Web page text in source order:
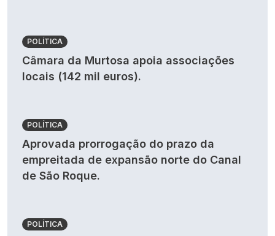
POLÍTICA
Câmara da Murtosa apoia associações
locais (142 mil euros).
POLÍTICA
Aprovada prorrogação do prazo da
empreitada de expansão norte do Canal
de São Roque.
POLÍTICA